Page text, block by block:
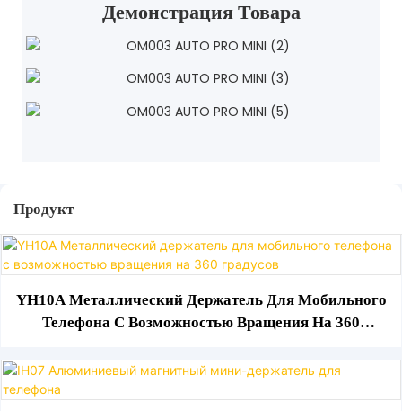
Демонстрация Товара
Продукт
YH10A Металлический Держатель Для Мобильного
Телефона С Возможностью Вращения На 360